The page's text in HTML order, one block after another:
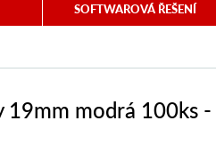
SOFTWAROVÁ ŘEŠENÍ
19mm modrá 100ks